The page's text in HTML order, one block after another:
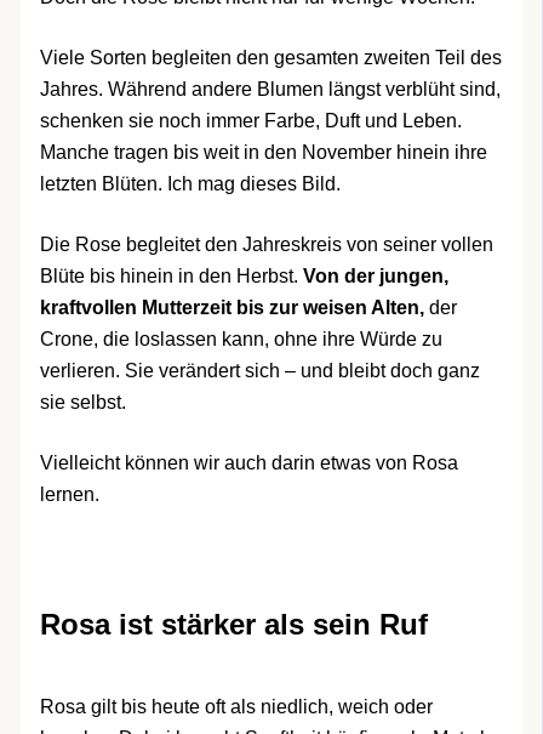
Viele Sorten begleiten den gesamten zweiten Teil des
Jahres. Während andere Blumen längst verblüht sind,
schenken sie noch immer Farbe, Duft und Leben.
Manche tragen bis weit in den November hinein ihre
letzten Blüten. Ich mag dieses Bild.
Die Rose begleitet den Jahreskreis von seiner vollen
Blüte bis hinein in den Herbst. Von der jungen,
kraftvollen Mutterzeit bis zur weisen Alten,der
Crone, die loslassen kann, ohne ihre Würde zu
verlieren. Sie verändert sich – und bleibt doch ganz
sie selbst.
Vielleicht können wir auch darin etwas von Rosa
lernen.
Rosa ist stärker als sein Ruf
Rosa gilt bis heute oft als niedlich, weich oder